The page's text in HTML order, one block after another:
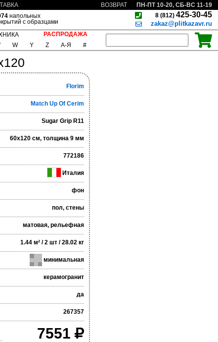
ВОЗВРАТ
ПН-ПТ 10-20, СБ-ВС 11-19
напольных
с образцами
8 (812) 425-30-45
zakaz@plitkazavr.ru
РАСПРОДАЖА
W Y Z А-Я #
Florim
Match Up Of Cerim
Sugar Grip R11
60x120 см, толщина 9 мм
772186
Италия
фон
пол, стены
матовая, рельефная
1.44 м² / 2 шт / 28.02 кг
минимальная
керамогранит
да
267357
7551